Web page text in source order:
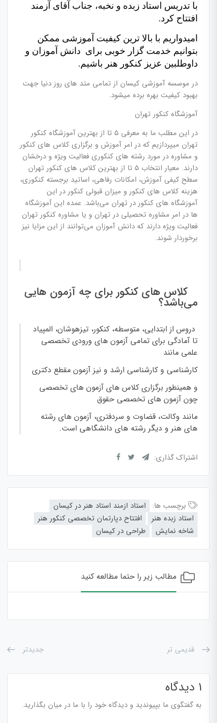
با تدریس استاد زبده و نخبه، جناب آقای آزمند
افتتاح کرد.
امیدواریم با بالا ترین کیفیت آموزشی ممکن
بتوانیم خدمت گزار خوبی برای دانش آموزان و
داوطلبین عزیز کنکور هنر باشیم.
در موسسه آموزشی کیسان از تمامی متد های روز دنیا جهت
بهبود کیفیت بهره برده میشود.
آموزشگاه کنکور تهران
در این مطلب ما به معرفی ۵ تا از بهترین آموزشگاه کنکور
تهران میپردازیم که در امر آموزش و برگزاری کلاس های کنکور
و مشاوره در مورد رشته های کنکوری فعالیت ویژه و درخشان
دارند. معیار انتخاب ۵ تا از بهترین کلاس های کنکور تهران
سطح کیفی آموزش، امکانات رفاهی، اساتید برجسته کنکوری،
هزینه کلاس های کنکور و میزان قبولی کنکور در این
آموزشگاه های کنکور در تهران می‌باشد. عمده این آموزشگاه
ها در امر مشاوره تحصیلی در تهران و یا مشاوره کنکور تهران
فعالیت ویژه دارند که دانش آموزان می‌توانند از این مزایا نیز
برخوردار شوند.
کلاس های کنکور برای چه آزمون هایی
می‌باشد؟
دروس از ابتدایی، متوسطه، کنکور، تیزهوشان، المپیاد
تا آمادگی برای تمامی آزمون های ورودی تخصصی
علمی مانند
کارشناسی و کارشناسی ارشد و نیز آزمون مقطع دکتری
و همینطور برگزاری کلاس های آزمون های تخصصی
چون آزمون های تخصصی حقوق
مانند وکالت، قضاوت و سردفتری، آزمون های رشته
های هنر و دیگر رشته های دانشگاهی است.
اشتراک گذاری:
برچسب ها:
استاد ازمند استاد هنر در کیسان
استاد زبده هنر
افتتاح دپارتمان تخصصی کنکور هنر
شاخه نمایش
طراحی در کیسان
مطالب زیر را حتما مطالعه کنید
قدیمی تر جدیدتر
1 دیدگاه
به گفتگوی ما بپیوندید و دیدگاه خود را با ما در میان بگذارید.